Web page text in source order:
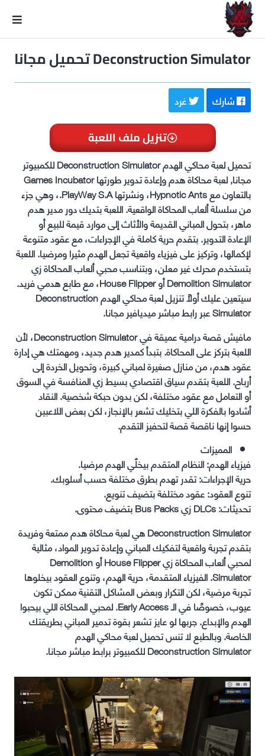
Deconstruction Simulator تحميل مجانا
شارك غرد
تنزيل ملف اللعبة
تحميل لعبة محاكي الهدم Deconstruction Simulator للكمبيوتر
مجانا, لعبة محاكاة هدم وإعادة تدوير طورتها Games Incubator
بالتعاون مع Hypnotic Ants، ونشرتها PlayWay S.A.، وهي جزء
من سلسلة ألعاب المحاكاة الواقعية. اللعبة بتديك دور مدير هدم
ماهر، بتحول المباني القديمة والأثاث إلى موارد قيمة للبيع أو
الإعادة التدوير. بتقدم حرية كاملة في الإجراءات، مع عقود متنوعة
لإكمالها، وتركيز على فيزياء واقعية تجعل الهدم مثيرا ومرضيا. اللعبة
بتستخدم محرك غير معلن، وبتناسب محبي ألعاب المحاكاة زي
Demolition Simulator أو House Flipper، مع طابع هدمي فريد.
سيتعين عليك أولاً تنزيل لعبة محاكي الهدم Deconstruction
Simulator عبر رابط مباشر ميديافير مجانا.
مافيش قصة درامية عميقة في Deconstruction Simulator، لأن
اللعبة بتركز على المحاكاة. بتبدأ كمدير هدم جديد، ومهمتك هي إدارة
عقود هدم، من منازل صغيرة لمباني كبيرة، وتحويل الخردة إلى
أرباح. اللعبة بتقدم سياق اقتصادي بسيط زي المنافسة في السوق
أو التعامل مع عقود مختلفة، لكن بدون حبكة شخصية. النقاد
أشادوا بالفكرة اللي بتخليك تشعر بالإنجاز، لكن بعض اللاعبين
حسوا إنها ناقصة قصة لتحفيز التقدم.
المميزات
فيزياء الهدم: النظام المتقدم بيخلّي الهدم مرضيا.
حرية الإجراءات: تقدر تهدم بطرق مختلفة حسب أسلوبك.
تنوع العقود: عقود مختلفة بتضيف تنويع.
تحديثات: DLCs زي Bus Packs بتضيف محتوى.
Deconstruction Simulator هي لعبة محاكاة هدم ممتعة وفريدة
بتقدم تجربة واقعية لتفكيك المباني وإعادة تدوير المواد، مثالية
لمحبي ألعاب المحاكاة زي House Flipper أو Demolition
Simulator. الفيزياء المتقدمة، حرية الهدم، وتنوع العقود بيخلوها
تجربة مرضية، لكن التكرار وبعض المشاكل التقنية ممكن تكون
عيوب، خصوصًا في الـ Early Access. لمحبي المحاكاة اللي بيحبوا
الهدم والإبداع. جربها لو عايز تشعر بقوة تدمير المباني بطريقتك
الخاصة. وبالطبع لا تنس تحميل لعبة محاكي الهدم
Deconstruction Simulator للكمبيوتر برابط مباشر مجانا.